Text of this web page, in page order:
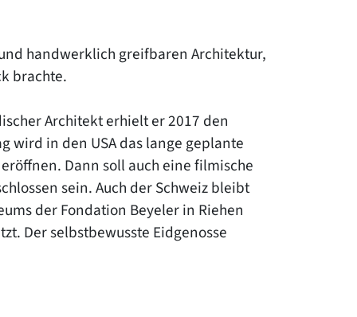
handwerklich greifbaren Architektur,
brachte.
Architekt erhielt er 2017 den
wird in den USA das lange geplante
Dann soll auch eine filmische
sein. Auch der Schweiz bleibt
der Fondation Beyeler in Riehen
Der selbstbewusste Eidgenosse